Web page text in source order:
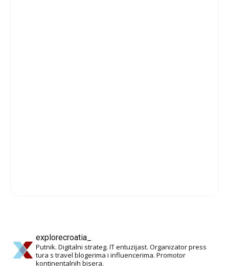
explorecroatia_
Putnik. Digitalni strateg. IT entuzijast. Organizator press
tura s travel blogerima i influencerima. Promotor
kontinentalnih bisera.